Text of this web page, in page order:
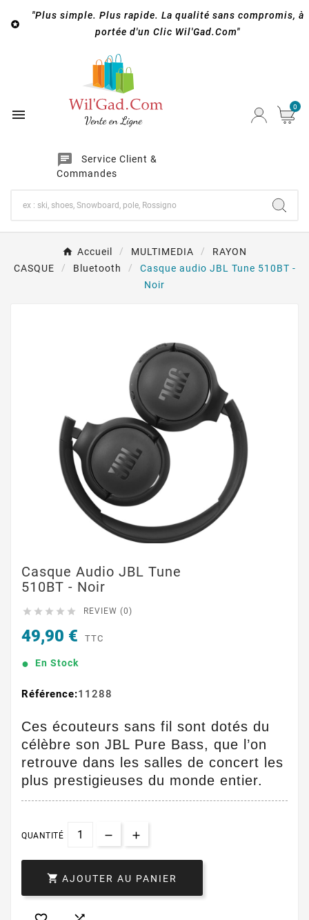

"Plus simple. Plus rapide. La qualité sans compromis, à
portée d'un Clic Wil'Gad.Com"

chat
Service Client &
Commandes
0
Accueil MULTIMEDIA
RAYON
CASQUE
Bluetooth
Casque audio JBL Tune 510BT -
Noir
Casque Audio JBL Tune
510BT - Noir
     REVIEW (0)
49,90 € TTC
En Stock
Référence:11288
Ces écouteurs sans fil sont dotés du
célèbre son JBL Pure Bass, que l’on
retrouve dans les salles de concert les
plus prestigieuses du monde entier.
QUANTITÉ
 AJOUTER AU PANIER